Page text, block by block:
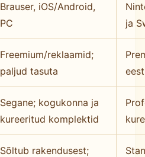
Brauser, iOS/Android,
PC
ja
Freemium/reklaamid;
paljud tasuta
eest
Segane; kogukonna ja
kureeritud komplektid
Sõltub rakendusest;